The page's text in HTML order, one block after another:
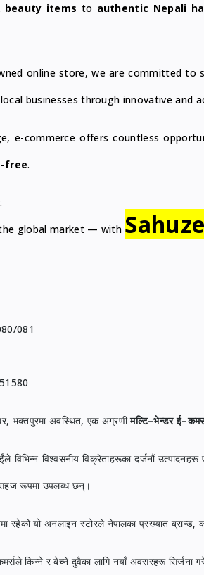
beauty items to authentic Nepali
online store, we are committed to
businesses through innovative and
e-commerce offers countless
free.
global market — with
081
भक्तपुरमा अवस्थित, एक अग्रणीमल्टि–भेन्डर
विभिन्न विश्वसनीय विक्रेताहरूका दर्जनौं
रूपमा उपलब्ध छन्।
रहेको यो अनलाइन स्टोरले नेपालका प्रख्यात
किन्ने र बेच्ने दुवैका लागि नयाँ अवसरहरू सिर्जना